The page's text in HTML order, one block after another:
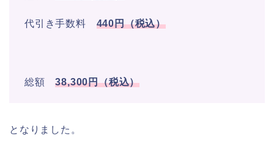
代引き手数料 440円（税込）
総額38,300円（税込）
となりました。